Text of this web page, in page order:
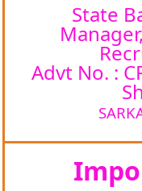
State
Advt No. :